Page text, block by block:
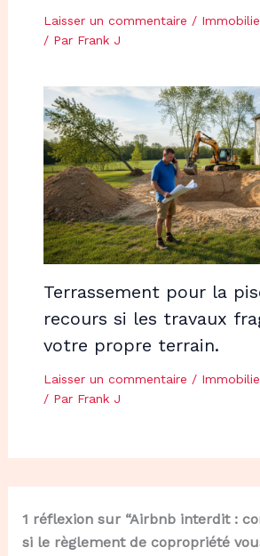
Laisser un commentaire /
/ Par Frank J
Terrassement pour la
recours si les travaux
votre propre terrain.
Laisser un commentaire /
/ Par Frank J
1 réflexion sur “Airbnb interdit :
si le règlement de copropriété